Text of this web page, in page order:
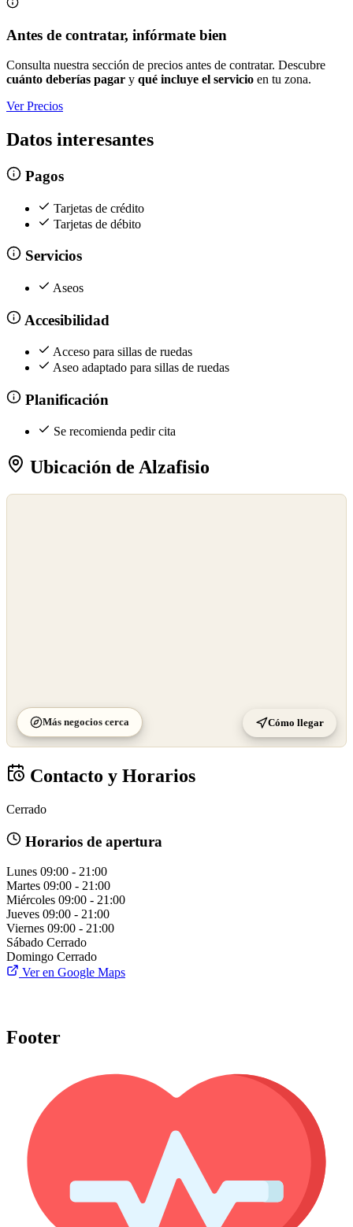
Antes de contratar, infórmate bien
Consulta nuestra sección de precios antes de contratar. Descubre
cuánto deberías pagar y qué incluye el servicio en tu zona.
Ver Precios
Datos interesantes
Pagos
Tarjetas de crédito
Tarjetas de débito
Servicios
Aseos
Accesibilidad
Acceso para sillas de ruedas
Aseo adaptado para sillas de ruedas
Planificación
Se recomienda pedir cita
Ubicación de Alzafisio
Más negocios cerca Cómo llegar
Contacto y Horarios
Cerrado
Horarios de apertura
Lunes 09:00 - 21:00
Martes 09:00 - 21:00
Miércoles 09:00 - 21:00
Jueves 09:00 - 21:00
Viernes 09:00 - 21:00
Sábado Cerrado
Domingo Cerrado
Ver en Google Maps
Footer